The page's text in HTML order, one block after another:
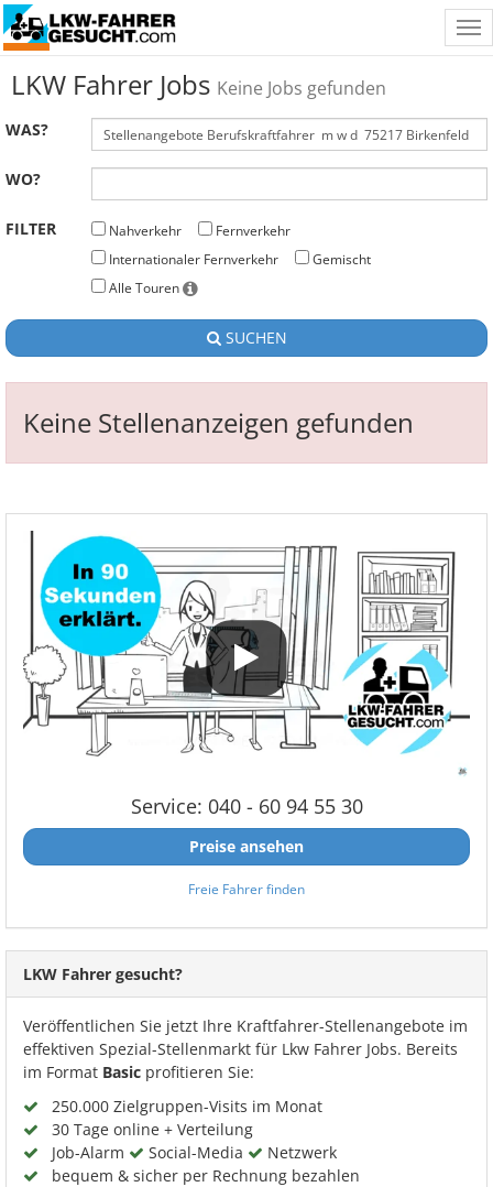
LKW Fahrer Jobs Keine Jobs gefunden
WAS?
WO?
FILTER Nahverkehr
Fernverkehr
Internationaler Fernverkehr
Gemischt
Alle Touren
SUCHEN
Keine Stellenanzeigen gefunden
Service: 040 - 60 94 55 30
Preise ansehen
Freie Fahrer finden
LKW Fahrer gesucht?
Veröffentlichen Sie jetzt Ihre Kraftfahrer-Stellenangebote im
effektiven Spezial-Stellenmarkt für Lkw Fahrer Jobs. Bereits
im Format Basic profitieren Sie:
250.000 Zielgruppen-Visits im Monat
30 Tage online + Verteilung
Job-Alarm
Social-Media
Netzwerk
bequem & sicher per Rechnung bezahlen